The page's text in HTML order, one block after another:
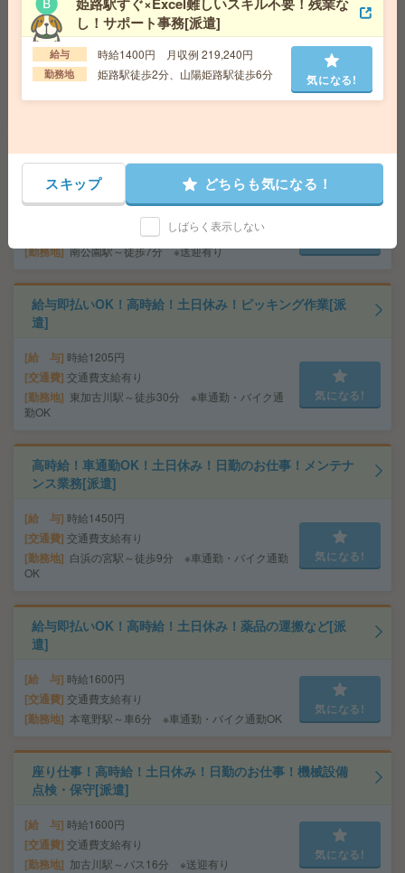
給 与 時給1730円＋交 ■給与の前払いが可能な速
払いサービスあり
交通費 交通費支給あり
田駅徒歩4分、大阪環状線 大阪駅徒歩7分
気になる!
座り仕事！給与即払いOK！高時給！データ入力、品質検
査[派遣]
給 与 時給1500円
勤務地 南公園駅～徒歩7分 ※送迎有り
給与即払いOK！高時給！土日休み！ピッキング作業[派
遣]
給 与 時給1205円
交通費 交通費支給有り
勤務地
東加古川駅～徒歩30分 ※車通勤・バイク通
勤OK
気になる!
高時給！車通勤OK！土日休み！日勤のお仕事！メンテナ
ンス業務[派遣]
給 与 時給1450円
交通費 交通費支給有り
勤務地
白浜の宮駅～徒歩9分 ※車通勤・バイク通勤
OK
気になる!
給与即払いOK！高時給！土日休み！薬品の運搬など[派
遣]
給 与 時給1600円
交通費 交通費支給有り
勤務地 本竜野駅～車6分 ※車通勤・バイク通勤OK
気になる!
座り仕事！高時給！土日休み！日勤のお仕事！機械設備
点検・保守[派遣]
給 与 時給1600円
交通費 交通費支給有り
勤務地 加古川駅～バス16分 ※送迎有り
気になる!
し！サポート事務[派遣]
給与 時給1400円 月収例 219,240円
勤務地 姫路駅徒歩2分、山陽姫路駅徒歩6分 気になる!
スキップ どちらも気になる！
しばらく表示しない